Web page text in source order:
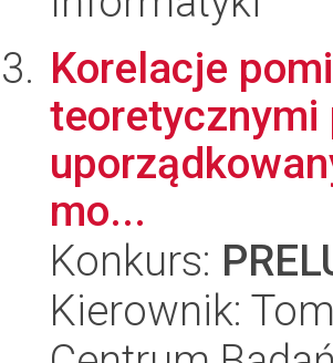
Korelacje
teoretycznymi
mo...
Konkurs:
Kierownik: